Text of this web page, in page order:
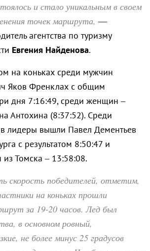
и стало уникальным в своем
точек маршрута, —
агентства по туризму
Евгения Найденова.
на коньках среди мужчин
Яков Френклах с общим
дня 7:16:49, среди женщин –
Антохина (8:37:52). Среди
в лидеры вышли Павел Дементьев
с результатом 8:50:47 и
из Томска – 13:58:08.
скорость победителей, отметим,
на коньках прошли
за 19-20 часов. Лед был
в основном ровный,
не более минус 25 градусов